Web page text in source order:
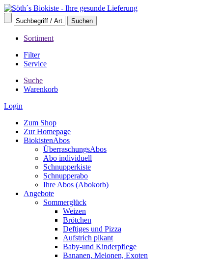
Sortiment
Filter
Service
Suche
Warenkorb
Login
Zum Shop
Zur Homepage
BiokistenAbos
ÜberraschungsAbos
Abo individuell
Schnupperkiste
Schnupperabo
Ihre Abos (Abokorb)
Angebote
Sommerglück
Weizen
Brötchen
Deftiges und Pizza
Aufstrich pikant
Baby-und Kinderpflege
Bananen, Melonen, Exoten